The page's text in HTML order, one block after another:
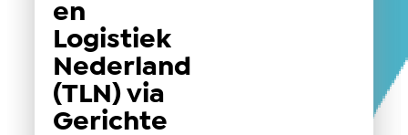
en
Logistiek
Nederland
(TLN) via
Gerichte